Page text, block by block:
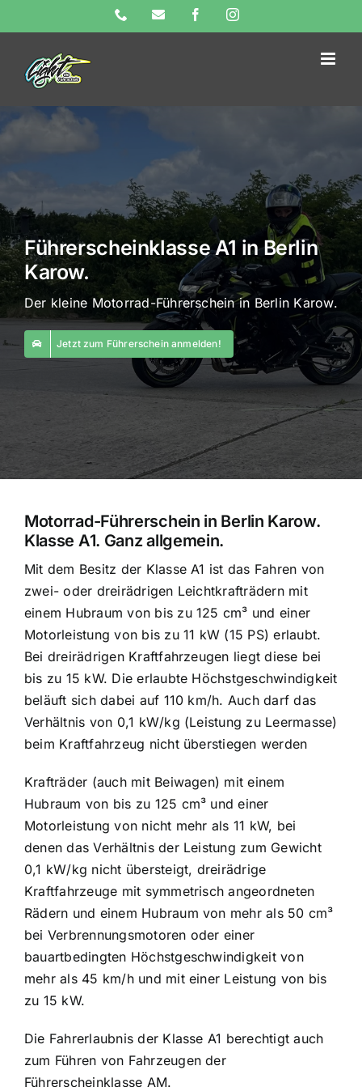
to
content
Phone E-
FacebookInstagram
Führerscheinklasse A1 in Berlin
Karow.
Der kleine Motorrad-Führerschein in Berlin Karow.
Jetzt zum Führerschein anmelden!
Motorrad-Führerschein in Berlin Karow.
Klasse A1. Ganz allgemein.
Mit dem Besitz der Klasse A1 ist das Fahren von
zwei- oder dreirädrigen Leichtkrafträdern mit
einem Hubraum von bis zu 125 cm³ und einer
Motorleistung von bis zu 11 kW (15 PS) erlaubt.
Bei dreirädrigen Kraftfahrzeugen liegt diese bei
bis zu 15 kW. Die erlaubte Höchstgeschwindigkeit
beläuft sich dabei auf 110 km/h. Auch darf das
Verhältnis von 0,1 kW/kg (Leistung zu Leermasse)
beim Kraftfahrzeug nicht überstiegen werden
Krafträder (auch mit Beiwagen) mit einem
Hubraum von bis zu 125 cm³ und einer
Motorleistung von nicht mehr als 11 kW, bei
denen das Verhältnis der Leistung zum Gewicht
0,1 kW/kg nicht übersteigt, dreirädrige
Kraftfahrzeuge mit symmetrisch angeordneten
Rädern und einem Hubraum von mehr als 50 cm³
bei Verbrennungsmotoren oder einer
bauartbedingten Höchstgeschwindigkeit von
mehr als 45 km/h und mit einer Leistung von bis
zu 15 kW.
Die Fahrerlaubnis der Klasse A1 berechtigt auch
zum Führen von Fahrzeugen der
Führerscheinklasse AM.